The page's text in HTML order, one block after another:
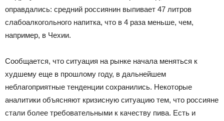
оправдались: средний россиянин выпивает 47 литров
слабоалкогольного напитка, что в 4 раза меньше, чем,
например, в Чехии.
Сообщается, что ситуация на рынке начала меняться к
худшему еще в прошлому году, в дальнейшем
неблагоприятные тенденции сохранились. Некоторые
аналитики объясняют кризисную ситуацию тем, что россияне
стали более требовательными к качеству пива. Есть и